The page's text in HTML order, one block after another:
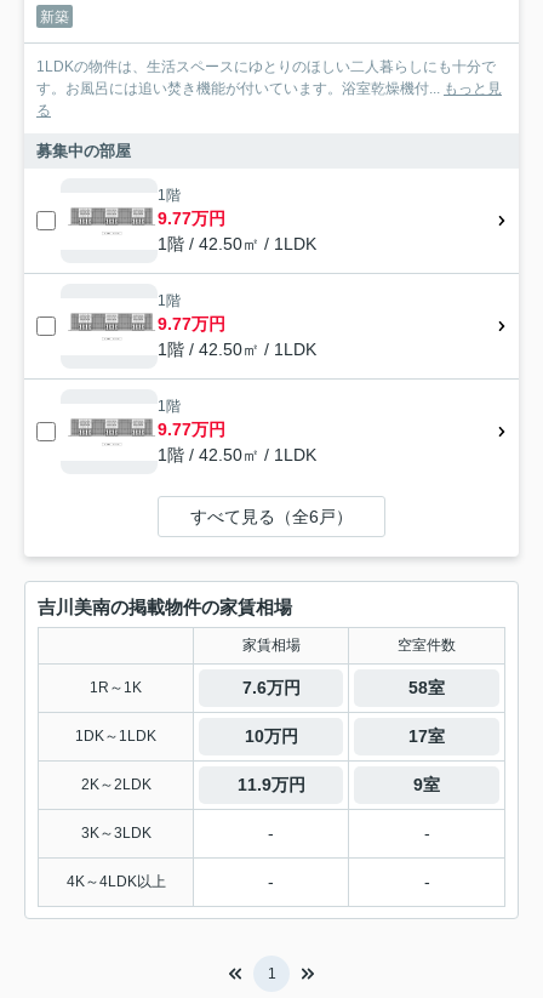
新築
1LDKの物件は、生活スペースにゆとりのほしい二人暮らしにも十分で
す。お風呂には追い焚き機能が付いています。浴室乾燥機付... もっと見
る
募集中の部屋
1階
9.77万円
1階 / 42.50㎡ / 1LDK
1階
9.77万円
1階 / 42.50㎡ / 1LDK
1階
9.77万円
1階 / 42.50㎡ / 1LDK
すべて見る（全6戸）
吉川美南の掲載物件の家賃相場
家賃相場 空室件数
1R～1K 7.6万円 58室
1DK～1LDK 10万円 17室
2K～2LDK 11.9万円 9室
3K～3LDK - -
4K～4LDK以上 - -
1